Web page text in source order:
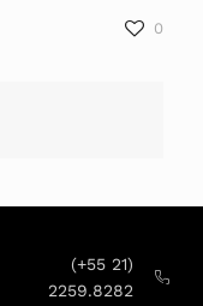
0
(+55 21)
2259.8282